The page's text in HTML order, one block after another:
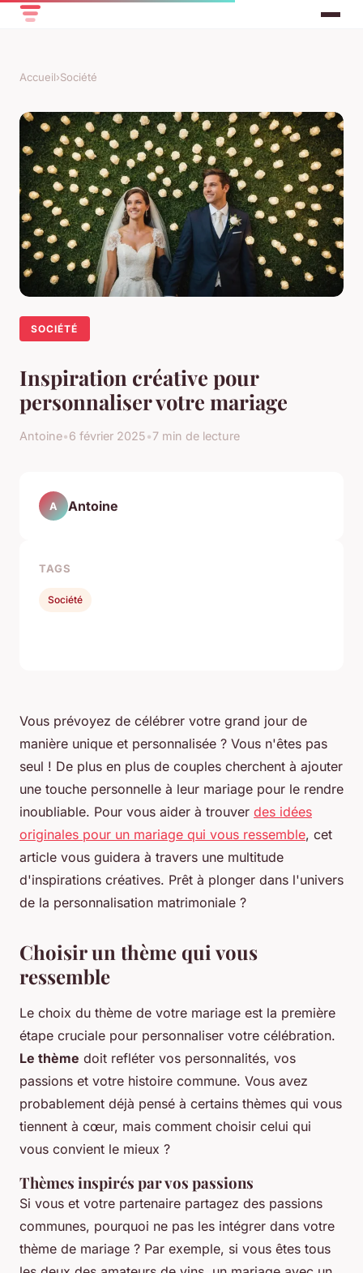
Accueil›Société
SOCIÉTÉ
Inspiration créative pour
personnaliser votre mariage
Antoine•6 février 2025•7 min de lecture
Vous prévoyez de célébrer votre grand jour de
manière unique et personnalisée ? Vous n'êtes pas
seul ! De plus en plus de couples cherchent à ajouter
une touche personnelle à leur mariage pour le rendre
inoubliable. Pour vous aider à trouver des idées
originales pour un mariage qui vous ressemble, cet
article vous guidera à travers une multitude
d'inspirations créatives. Prêt à plonger dans l'univers
de la personnalisation matrimoniale ?
Choisir un thème qui vous
ressemble
Le choix du thème de votre mariage est la première
étape cruciale pour personnaliser votre célébration.
Le thème doit refléter vos personnalités, vos
passions et votre histoire commune. Vous avez
probablement déjà pensé à certains thèmes qui vous
tiennent à cœur, mais comment choisir celui qui
vous convient le mieux ?
Thèmes inspirés par vos passions
Si vous et votre partenaire partagez des passions
communes, pourquoi ne pas les intégrer dans votre
thème de mariage ? Par exemple, si vous êtes tous
A Antoine
TAGS
Société